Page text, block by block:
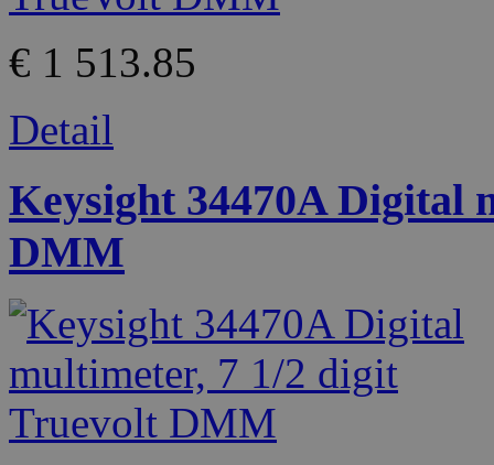
€ 1 513.85
Detail
Keysight 34470A Digital
DMM